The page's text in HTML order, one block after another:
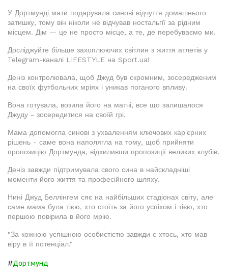
У Дортмунді мати подарувала синові відчуття домашнього
затишку, тому він ніколи не відчував ностальгії за рідним
місцем. Дім — це не просто місце, а те, де перебуваємо ми.
Досліджуйте більше захоплюючих світлин з життя атлетів у
Telegram-каналі LIFESTYLE на Sport.ua!
Деніз контролювала, щоб Джуд був скромним, зосередженим
на своїх футбольних мріях і уникав поганого впливу.
Вона готувала, возила його на матчі, все що залишалося
Джуду - зосередитися на своїй грі.
Мама допомогла синові з ухваленням ключових кар'єрних
рішень - саме вона наполягла на тому, щоб прийняти
пропозицію Дортмунда, відхиливши пропозиції великих клубів.
Деніз завжди підтримувала свого сина в найскладніші
моменти його життя та професійного шляху.
Нині Джуд Беллінгем сяє на найбільших стадіонах світу, але
саме мама була тією, хто стоїть за його успіхом і тією, хто
першою повірила в його мрію.
"За кожною успішною особистістю завжди є хтось, хто мав
віру в її потенціал."
#Дортмунд